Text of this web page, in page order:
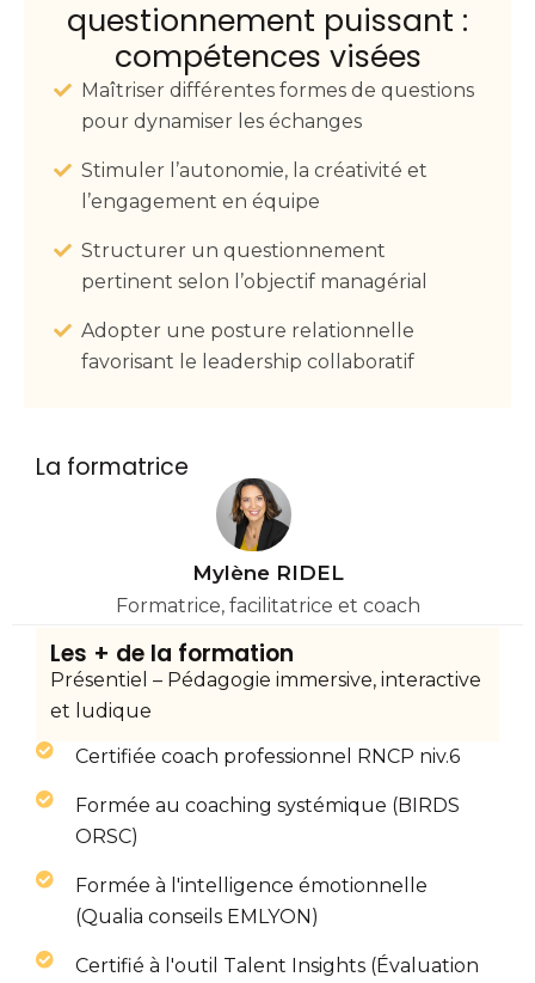
questionnement puissant :
compétences visées
Maîtriser différentes formes de questions
pour dynamiser les échanges
Stimuler l’autonomie, la créativité et
l’engagement en équipe
Structurer un questionnement
pertinent selon l’objectif managérial
Adopter une posture relationnelle
favorisant le leadership collaboratif
La formatrice
Mylène RIDEL
Formatrice, facilitatrice et coach
Les + de la formation
Présentiel – Pédagogie immersive, interactive
et ludique
Certifiée coach professionnel RNCP niv.6
Formée au coaching systémique (BIRDS
ORSC)
Formée à l'intelligence émotionnelle
(Qualia conseils EMLYON)
Certifié à l'outil Talent Insights (Évaluation